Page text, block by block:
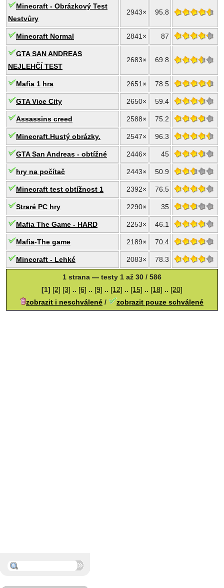
Minecraft - Obrázkový Test
Nestvůry
2943× 95.8
Minecraft Normal 2841× 87
GTA SAN ANDREAS
NEJLEHČÍ TEST
2683× 69.8
Mafia 1 hra 2651× 78.5
GTA Vice City 2650× 59.4
Assassins creed 2588× 75.2
Minecraft.Hustý obrázky. 2547× 96.3
GTA San Andreas - obtížné 2446× 45
hry na počítač 2443× 50.9
Minecraft test obtížnost 1 2392× 76.5
Straré PC hry 2290× 35
Mafia The Game - HARD 2253× 46.1
Mafia-The game 2189× 70.4
Minecraft - Lehké 2083× 78.3
1 strana — testy 1 až 30 / 586
[1] [2] [3] .. [6] .. [9] .. [12] .. [15] .. [18] .. [20]
zobrazit i neschválené / zobrazit pouze schválené